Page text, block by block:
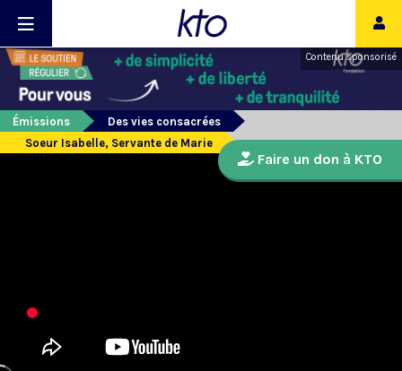
Contenu sponsorisé
Émissions
Des vies consacrées
Soeur Isabelle, Servante de Marie
Faire un don à KTO